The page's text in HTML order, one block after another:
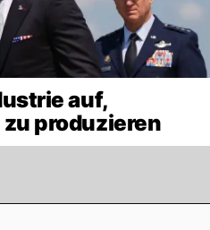
auf,
produzieren